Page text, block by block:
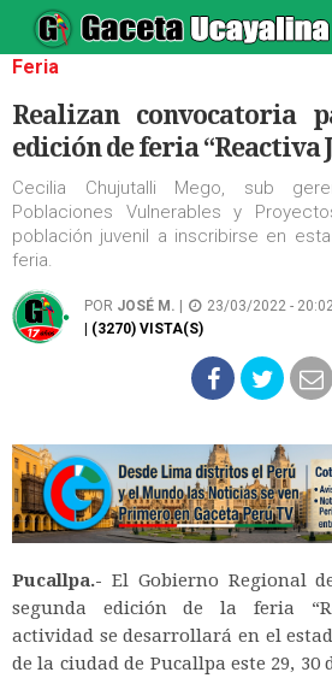
Feria
Realizan convocatoria
edición de feria “Reactiva
Cecilia Chujutalli Mego, sub
Poblaciones Vulnerables y
población juvenil a inscribirse en
feria.
POR JOSÉ M. 23/03/2022 - 20:02
| (3270) VISTA(S)
Pucallpa.- El Gobierno Regional
segunda edición de la feria
actividad se desarrollará en el
de la ciudad de Pucallpa este 29, 30